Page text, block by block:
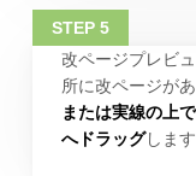
改ページプレビ
所に改ページが
または実線の上
へドラッグします